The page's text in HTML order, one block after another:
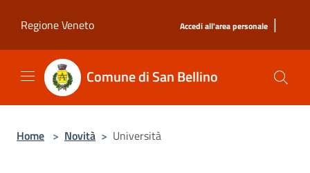
Regione Veneto
Accedi all'area personale |
Comune di San Bellino
Home > Novità > Università